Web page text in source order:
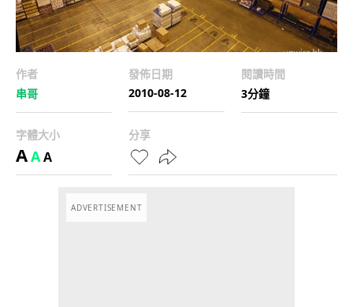
作者
串哥
發佈日期
2010-08-12
閱讀時間
3分鐘
字體大小
AAA
分享
ADVERTISEMENT